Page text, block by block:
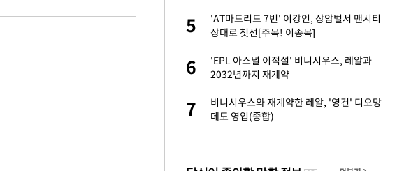
"여군 지원 막힌 UDT 훈련 직접 해봤습니
5
'AT마드리드 7번' 이강인, 상암벌서 맨시티
상대로 첫선[주목! 이종목]
6
'EPL 아스널 이적설' 비니시우스, 레알과
2032년까지 재계약
7
비니시우스와 재계약한 레알, '영건' 디오망
데도 영입(종합)